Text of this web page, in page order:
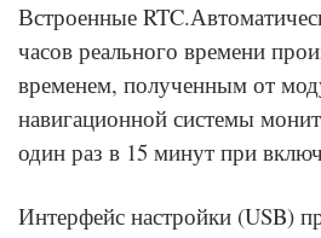
Встроенные
часов реального времени
временем, полученным от
навигационной системы
один раз в 15 минут при
Интерфейс настройки (USB)